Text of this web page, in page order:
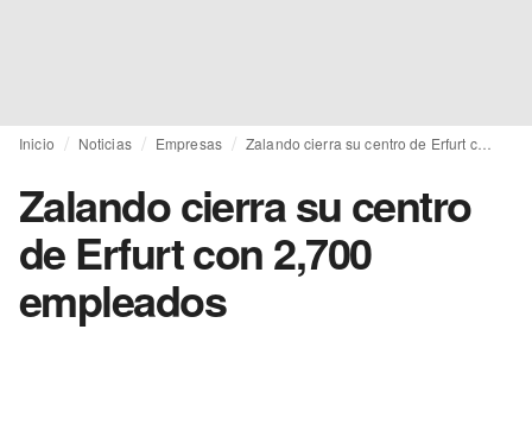
Inicio Noticias Empresas Zalando cierra su centro de Erfurt con 2,700 empleados
Zalando cierra su centro
de Erfurt con 2,700
empleados